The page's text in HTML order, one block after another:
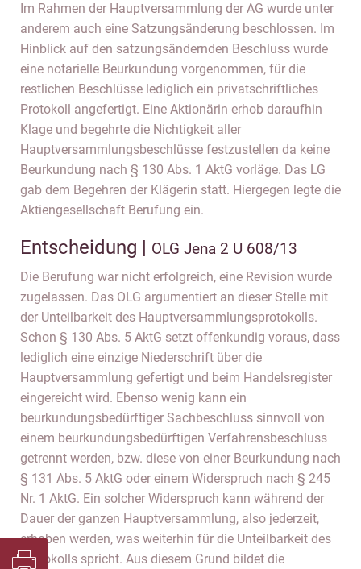
Im Rahmen der Hauptversammlung der AG wurde unter
anderem auch eine Satzungsänderung beschlossen. Im
Hinblick auf den satzungsändernden Beschluss wurde
eine notarielle Beurkundung vorgenommen, für die
restlichen Beschlüsse lediglich ein privatschriftliches
Protokoll angefertigt. Eine Aktionärin erhob daraufhin
Klage und begehrte die Nichtigkeit aller
Hauptversammlungsbeschlüsse festzustellen da keine
Beurkundung nach § 130 Abs. 1 AktG vorläge. Das LG
gab dem Begehren der Klägerin statt. Hiergegen legte die
Aktiengesellschaft Berufung ein.
Entscheidung | OLG Jena 2 U 608/13
Die Berufung war nicht erfolgreich, eine Revision wurde
zugelassen. Das OLG argumentiert an dieser Stelle mit
der Unteilbarkeit des Hauptversammlungsprotokolls.
Schon § 130 Abs. 5 AktG setzt offenkundig voraus, dass
lediglich eine einzige Niederschrift über die
Hauptversammlung gefertigt und beim Handelsregister
eingereicht wird. Ebenso wenig kann ein
beurkundungsbedürftiger Sachbeschluss sinnvoll von
einem beurkundungsbedürftigen Verfahrensbeschluss
getrennt werden, bzw. diese von einer Beurkundung nach
§ 131 Abs. 5 AktG oder einem Widerspruch nach § 245
Nr. 1 AktG. Ein solcher Widerspruch kann während der
Dauer der ganzen Hauptversammlung, also jederzeit,
erhoben werden, was weiterhin für die Unteilbarkeit des
Protokolls spricht. Aus diesem Grund bildet die